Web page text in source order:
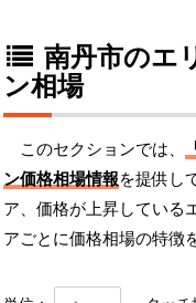
南丹市のエ
ン相場
このセクションでは、
ン価格相場情報を提供し
ア、価格が上昇している
アごとに価格相場の特徴